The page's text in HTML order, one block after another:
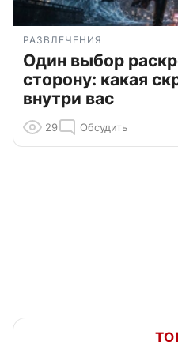
РАЗВЛЕЧЕНИЯ
Один выбор
сторону: какая
внутри вас
29 Обсудить